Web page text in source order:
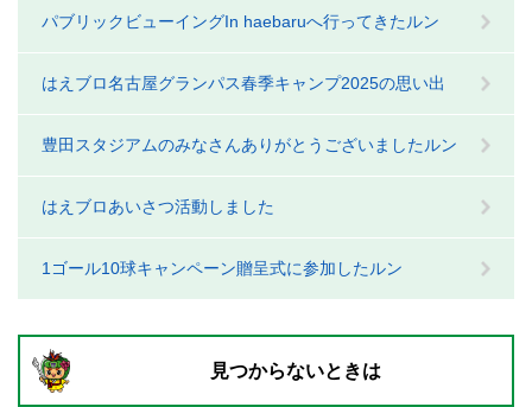
パブリックビューイングIn haebaruへ行ってきたルン
はえブロ名古屋グランパス春季キャンプ2025の思い出
豊田スタジアムのみなさんありがとうございましたルン
はえブロあいさつ活動しました
1ゴール10球キャンペーン贈呈式に参加したルン
見つからないときは